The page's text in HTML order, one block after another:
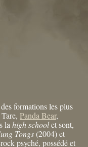
formations les plus
Panda Bear,
la high schoolet sont,
Tongs (2004) et
psyché, possédé et